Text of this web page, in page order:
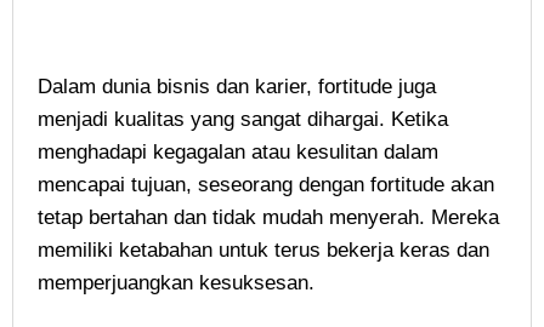
Dalam dunia bisnis dan karier, fortitude juga
menjadi kualitas yang sangat dihargai. Ketika
menghadapi kegagalan atau kesulitan dalam
mencapai tujuan, seseorang dengan fortitude akan
tetap bertahan dan tidak mudah menyerah. Mereka
memiliki ketabahan untuk terus bekerja keras dan
memperjuangkan kesuksesan.